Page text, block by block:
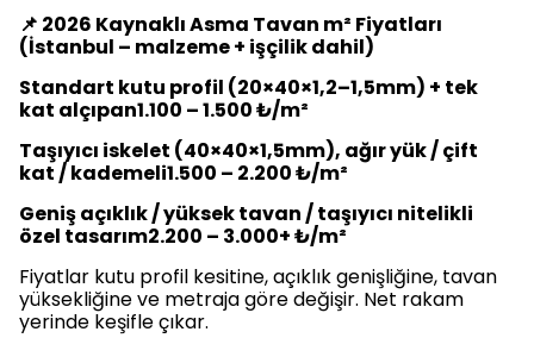
📌 2026 Kaynaklı Asma Tavan m² Fiyatları
(İstanbul – malzeme + işçilik dahil)
Standart kutu profil (20×40×1,2–1,5mm) + tek
kat alçıpan1.100 – 1.500 ₺/m²
Taşıyıcı iskelet (40×40×1,5mm), ağır yük / çift
kat / kademeli1.500 – 2.200 ₺/m²
Geniş açıklık / yüksek tavan / taşıyıcı nitelikli
özel tasarım2.200 – 3.000+ ₺/m²
Fiyatlar kutu profil kesitine, açıklık genişliğine, tavan
yüksekliğine ve metraja göre değişir. Net rakam
yerinde keşifle çıkar.